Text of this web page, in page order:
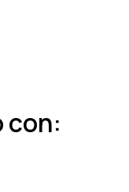
con: